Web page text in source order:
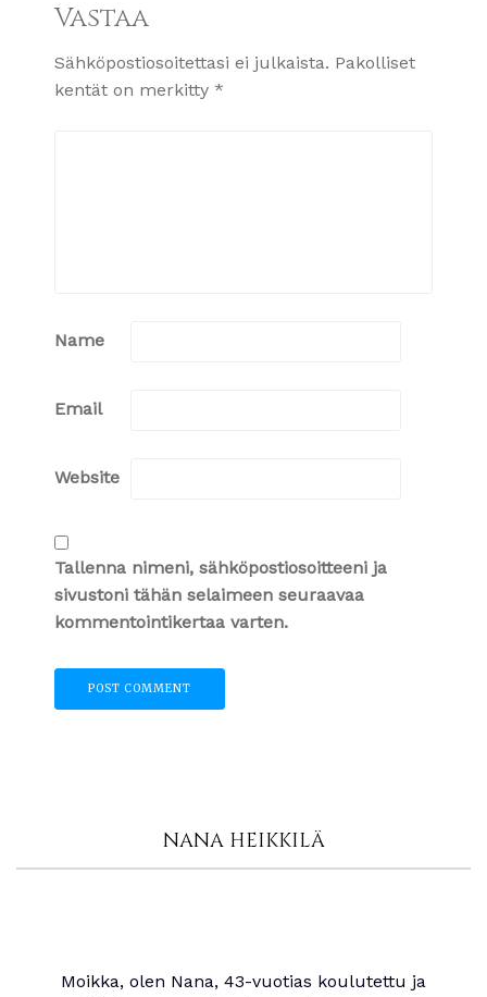
Vastaa
Sähköpostiosoitettasi ei julkaista. Pakolliset
kentät on merkitty *
Name
Email
Website
Tallenna nimeni, sähköpostiosoitteeni ja
sivustoni tähän selaimeen seuraavaa
kommentointikertaa varten.
NANA HEIKKILÄ
Moikka, olen Nana, 43-vuotias koulutettu ja